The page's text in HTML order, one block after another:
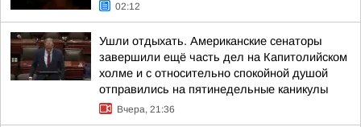
02:12
Ушли отдыхать. Американские сенаторы
завершили ещё часть дел на Капитолийском
холме и с относительно спокойной душой
отправились на пятинедельные каникулы
Вчера, 21:36